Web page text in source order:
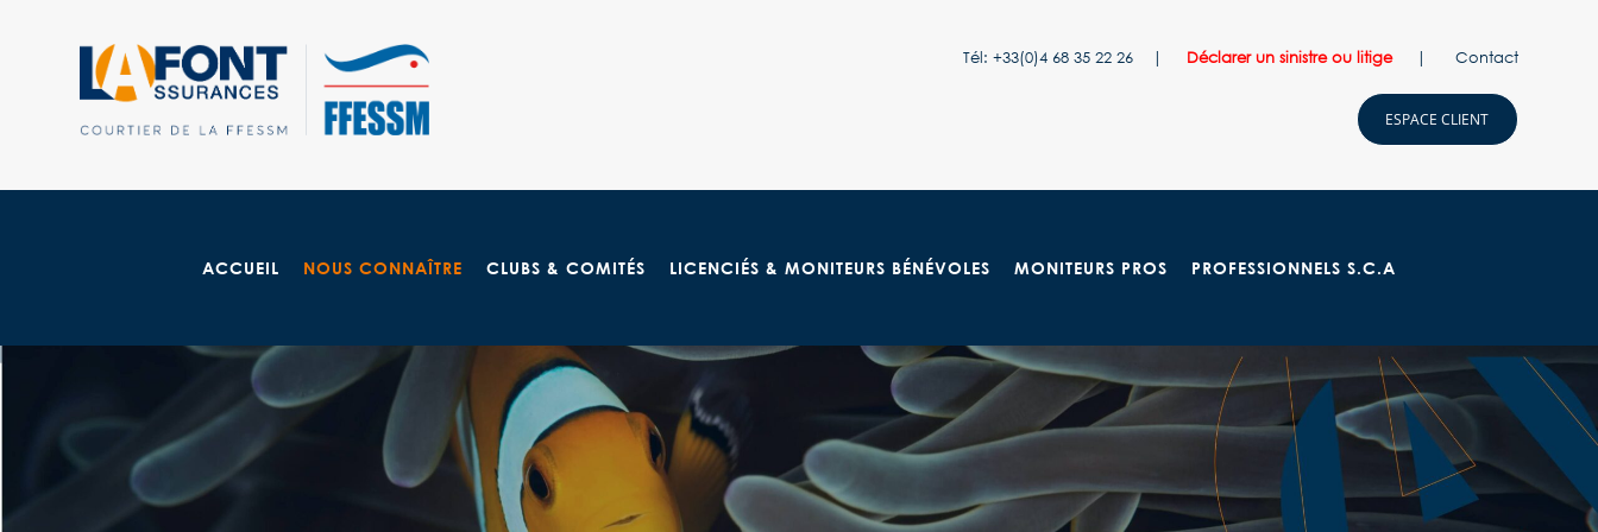
Tél: +33(0)4 68 35 22 26 | Déclarer un sinistre ou litige| Contact
ESPACE CLIENT
ACCUEIL NOUS CONNAÎTRE CLUBS & COMITÉS LICENCIÉS & MONITEURS BÉNÉVOLES MONITEURS PROS PROFESSIONNELS S.C.A